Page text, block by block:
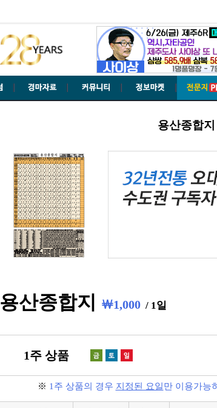
용산종합
용산종합지 ￦1,000 / 1일
1주 상품
※ 1주 상품의 경우 지정된 요일만 이용가능